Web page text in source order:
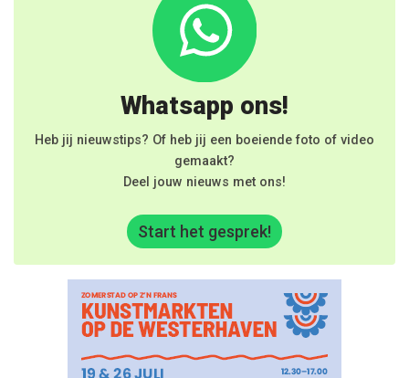
Whatsapp ons!
Heb jij nieuwstips? Of heb jij een boeiende foto of video
gemaakt?
Deel jouw nieuws met ons!
Start het gesprek!